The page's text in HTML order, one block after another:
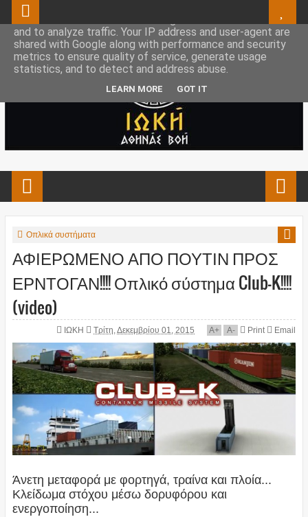
Οπλικά συστήματα
ΑΦΙΕΡΩΜΕΝΟ ΑΠΟ ΠΟΥΤΙΝ ΠΡΟΣ
ΕΡΝΤΟΓΑΝ!!!! Οπλικό σύστημα Club-K!!!!
(video)
ΙΩΚΗ Τρίτη, Δεκεμβρίου 01, 2015 A+ A- Print Email
Άνετη μεταφορά με φορτηγά, τραίνα και πλοία...
Κλείδωμα στόχου μέσω δορυφόρου και
ενεργοποίηση...
This site uses cookies from Google to deliver its services
and to analyze traffic. Your IP address and user-agent are
shared with Google along with performance and security
metrics to ensure quality of service, generate usage
statistics, and to detect and address abuse.
LEARN MORE GOT IT